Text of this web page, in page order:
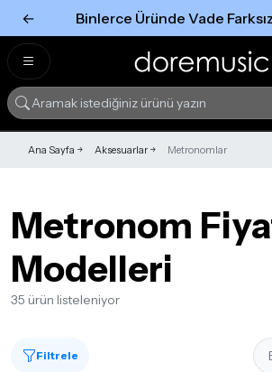
← Binlerce Üründe Vade
Ana Sayfa Aksesuarlar Metronomlar
Metronom
Modelleri
35 ürün listeleniyor
Filtrele